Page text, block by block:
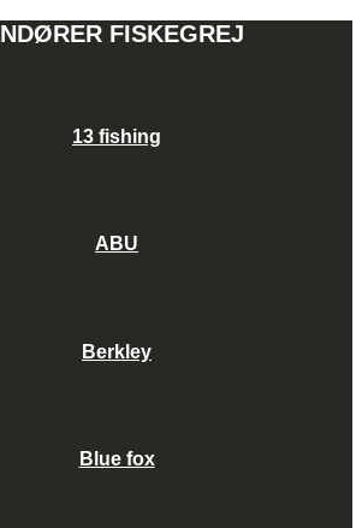
FISKEGREJ
13 fishing
ABU
Berkley
Blue fox